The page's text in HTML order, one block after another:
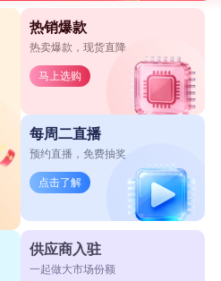
热销爆款
热卖爆款，现货直降
马上选购
每周二直播
预约直播，免费抽奖
点击了解
供应商入驻
一起做大市场份额